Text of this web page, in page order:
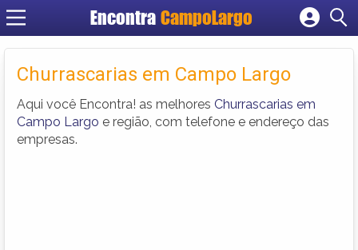
Encontra CampoLargo
Cadastrar empresa
Criar conta
Churrascarias em Campo Largo
Aqui você Encontra! as melhores Churrascarias em
Campo Largo e região, com telefone e endereço das
empresas.